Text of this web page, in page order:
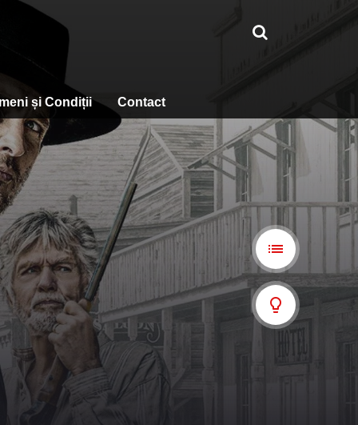
și Condiții Contact